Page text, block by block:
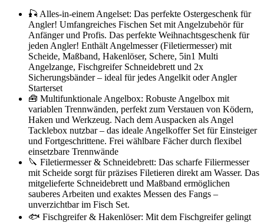
🎣 Alles-in-einem Angelset: Das perfekte Ostergeschenk für
Angler! Umfangreiches Fischen Set mit Angelzubehör für
Anfänger und Profis. Das perfekte Weihnachtsgeschenk für
jeden Angler! Enthält Angelmesser (Filetiermesser) mit
Scheide, Maßband, Hakenlöser, Schere, 5in1 Multi
Angelzange, Fischgreifer Schneidebrett und 2x
Sicherungsbänder – ideal für jedes Angelkit oder Angler
Starterset
🧰 Multifunktionale Angelbox: Robuste Angelbox mit
variablen Trennwänden, perfekt zum Verstauen von Ködern,
Haken und Werkzeug. Nach dem Auspacken als Angel
Tacklebox nutzbar – das ideale Angelkoffer Set für Einsteiger
und Fortgeschrittene. Frei wählbare Fächer durch flexibel
einsetzbare Trennwände
🔪 Filetiermesser & Schneidebrett: Das scharfe Filiermesser
mit Scheide sorgt für präzises Filetieren direkt am Wasser. Das
mitgelieferte Schneidebrett und Maßband ermöglichen
sauberes Arbeiten und exaktes Messen des Fangs –
unverzichtbar im Fisch Set.
🐟 Fischgreifer & Hakenlöser: Mit dem Fischgreifer gelingt